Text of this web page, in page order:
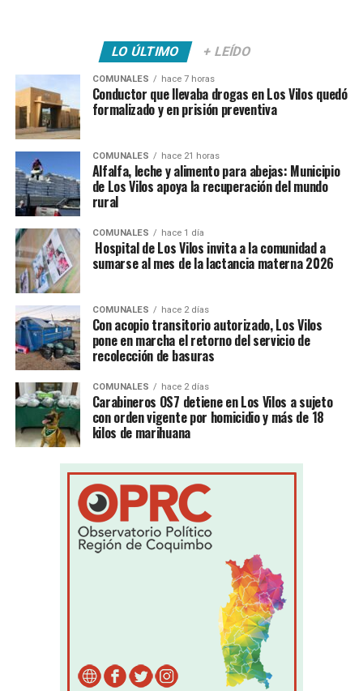
LO ÚLTIMO + LEÍDO
COMUNALES hace 7 horas
Conductor que llevaba drogas en Los Vilos quedó
formalizado y en prisión preventiva
COMUNALES hace 21 horas
Alfalfa, leche y alimento para abejas: Municipio
de Los Vilos apoya la recuperación del mundo
rural
COMUNALES hace 1 día
Hospital de Los Vilos invita a la comunidad a
sumarse al mes de la lactancia materna 2026
COMUNALES hace 2 días
Con acopio transitorio autorizado, Los Vilos
pone en marcha el retorno del servicio de
recolección de basuras
COMUNALES hace 2 días
Carabineros OS7 detiene en Los Vilos a sujeto
con orden vigente por homicidio y más de 18
kilos de marihuana